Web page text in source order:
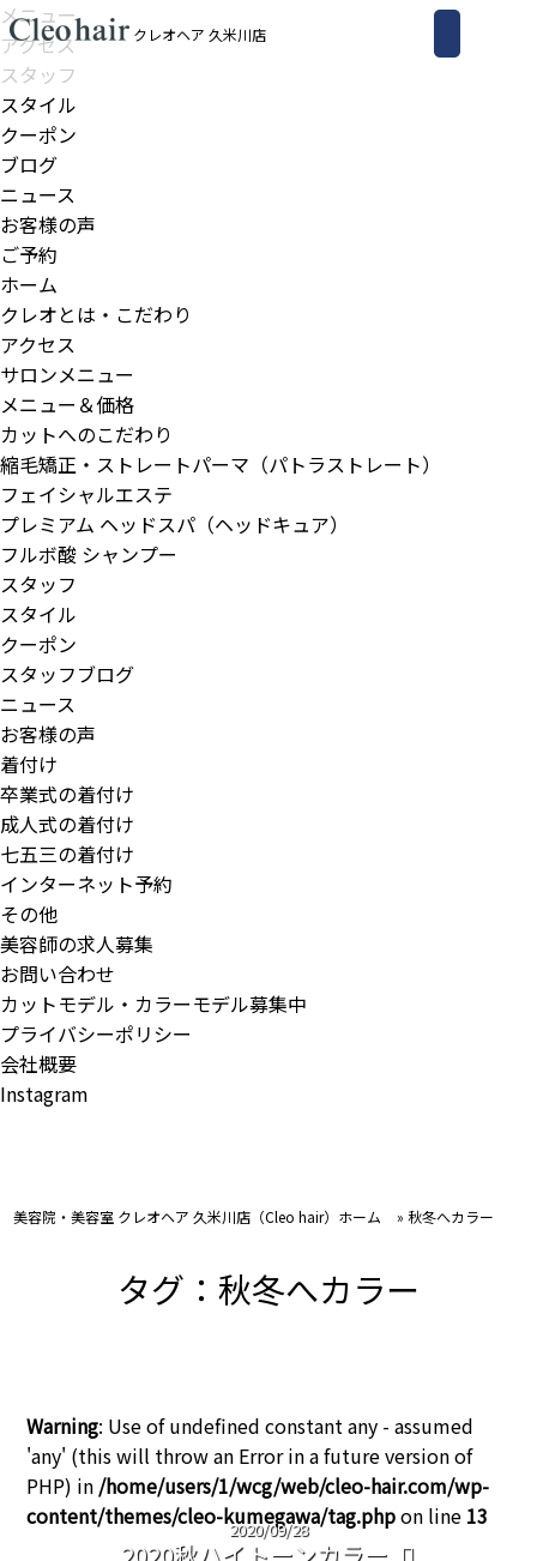
クレオヘア 久米川店
メニュー
アクセス
スタッフ
スタイル
クーポン
ブログ
ニュース
お客様の声
ご予約
ホーム
クレオとは・こだわり
アクセス
サロンメニュー
メニュー＆価格
カットへのこだわり
縮毛矯正・ストレートパーマ（パトラストレート）
フェイシャルエステ
プレミアム ヘッドスパ（ヘッドキュア）
フルボ酸 シャンプー
スタッフ
スタイル
クーポン
スタッフブログ
ニュース
お客様の声
着付け
卒業式の着付け
成人式の着付け
七五三の着付け
インターネット予約
その他
美容師の求人募集
お問い合わせ
カットモデル・カラーモデル募集中
プライバシーポリシー
会社概要
Instagram
美容院・美容室 クレオヘア 久米川店（Cleo hair）ホーム »秋冬へカラー
タグ：秋冬へカラー
Warning: Use of undefined constant any - assumed
'any' (this will throw an Error in a future version of
PHP) in /home/users/1/wcg/web/cleo-hair.com/wp-
content/themes/cleo-kumegawa/tag.phpon line 13
2020/09/28
2020秋ハイトーンカラー